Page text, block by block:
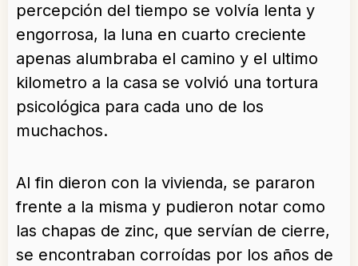
percepción del tiempo se volvía lenta y
engorrosa, la luna en cuarto creciente
apenas alumbraba el camino y el ultimo
kilometro a la casa se volvió una tortura
psicológica para cada uno de los
muchachos.
Al fin dieron con la vivienda, se pararon
frente a la misma y pudieron notar como
las chapas de zinc, que servían de cierre,
se encontraban corroídas por los años de